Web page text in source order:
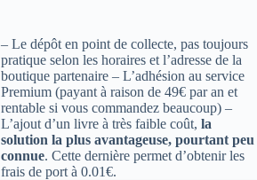
– Le dépôt en point de collecte, pas toujours
pratique selon les horaires et l’adresse de la
boutique partenaire – L’adhésion au service
Premium (payant à raison de 49€ par an et
rentable si vous commandez beaucoup) –
L’ajout d’un livre à très faible coût, la
solution la plus avantageuse, pourtant peu
connue. Cette dernière permet d’obtenir les
frais de port à 0.01€.